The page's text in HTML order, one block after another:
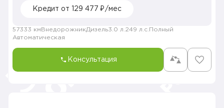
Кредит от 129 477 ₽/мес
57333 км ВнедорожникДизель3.0 л. 249 л.с. Полный
Автоматическая
Консультация